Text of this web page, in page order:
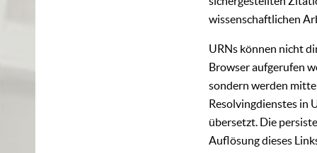
wissenschaftlichen
URNs können nicht
Browser aufgerufen
sondern werden
Resolvingdienstes in
übersetzt. Die
Auflösung dieses